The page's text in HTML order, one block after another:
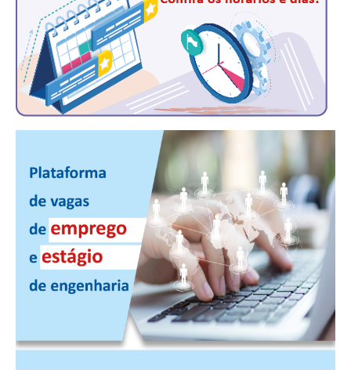
APOSENTADORIA
CONVÊNIOS
PLANO DE SAÚDE
SEESPPREV
CAMPANHAS SALARIAIS
COMUNICAÇÃO
PALAVRA DO MURILO
NOTÍCIAS
CONTEÚDO ESPECIAL
JORNAL DO ENGENHEIRO